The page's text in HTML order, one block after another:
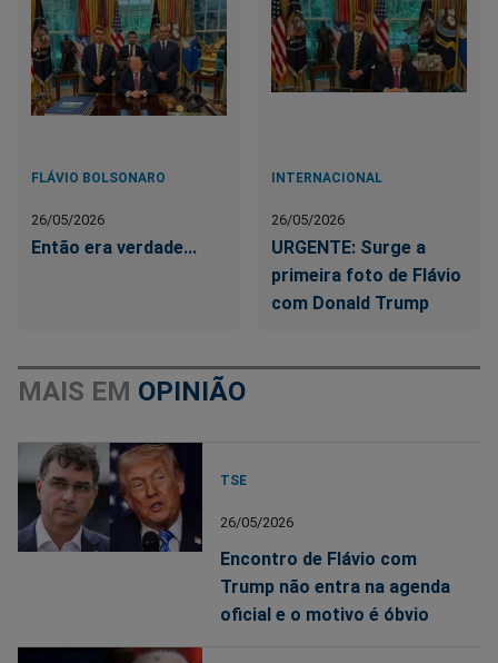
FLÁVIO BOLSONARO
26/05/2026
Então era verdade...
INTERNACIONAL
26/05/2026
URGENTE: Surge a
primeira foto de Flávio
com Donald Trump
MAIS EM OPINIÃO
TSE
26/05/2026
Encontro de Flávio com
Trump não entra na agenda
oficial e o motivo é óbvio